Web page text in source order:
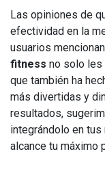
Las opiniones de
efectividad en la
usuarios
fitness no solo les
que también ha
más divertidas y
resultados,
integrándolo en
alcance tu máximo